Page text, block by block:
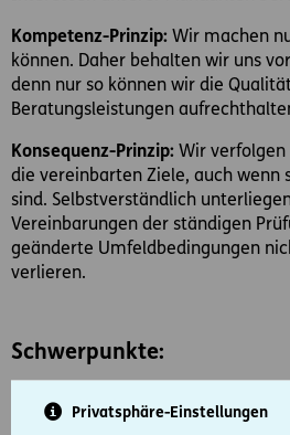
Privatsphäre-Einstellungen
Kompetenz-Prinzip: Wir machen
können. Daher behalten wir uns
denn nur so können wir die
Beratungsleistungen
Konsequenz-Prinzip: Wir
die vereinbarten Ziele, auch wenn
sind. Selbstverständlich
Vereinbarungen der ständigen
geänderte Umfeldbedingungen
verlieren.
Schwerpunkte:
Arbeits- und Sozialrecht